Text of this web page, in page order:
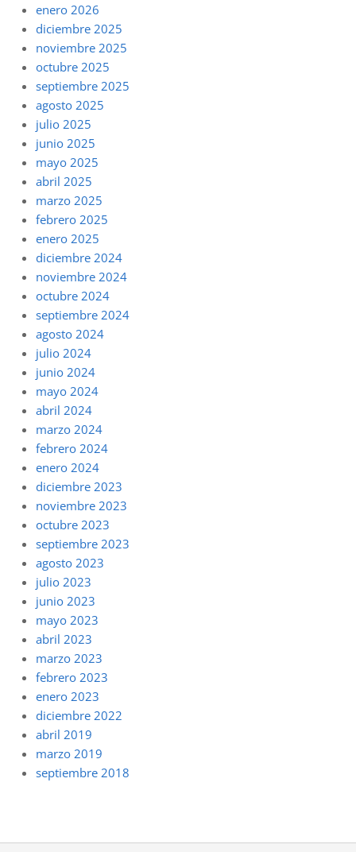
enero 2026
diciembre 2025
noviembre 2025
octubre 2025
septiembre 2025
agosto 2025
julio 2025
junio 2025
mayo 2025
abril 2025
marzo 2025
febrero 2025
enero 2025
diciembre 2024
noviembre 2024
octubre 2024
septiembre 2024
agosto 2024
julio 2024
junio 2024
mayo 2024
abril 2024
marzo 2024
febrero 2024
enero 2024
diciembre 2023
noviembre 2023
octubre 2023
septiembre 2023
agosto 2023
julio 2023
junio 2023
mayo 2023
abril 2023
marzo 2023
febrero 2023
enero 2023
diciembre 2022
abril 2019
marzo 2019
septiembre 2018